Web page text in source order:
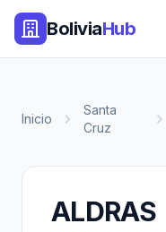
BoliviaHub
Inicio
Santa
Cruz
ALDRAS